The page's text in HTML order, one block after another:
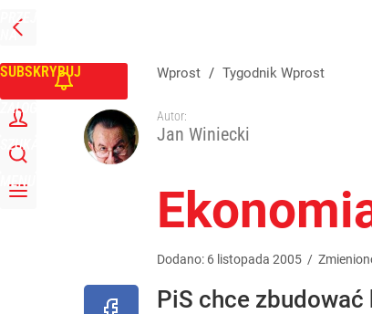
PRZEJDŹ
NA
GŁÓWNĄ
SUBSKRYBUJ
ZALOGUJ
SZUKAJ
MENU
Wprost / Tygodnik Wprost
Autor:
Jan Winiecki
Dodano: 6 listopada 2005 /
PiS chce